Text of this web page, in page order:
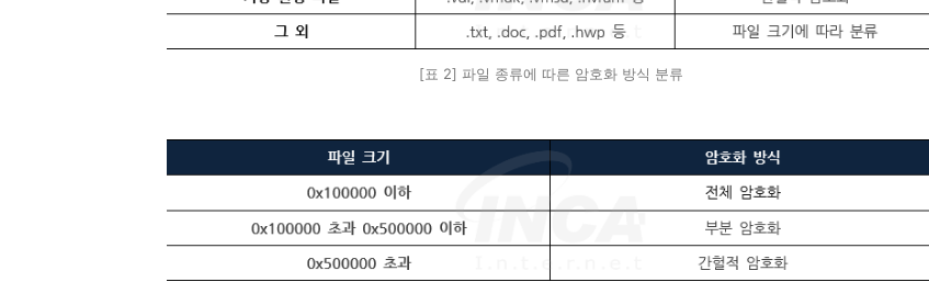
[표 2] 파일 종류에 따른 암호화 방식 분류